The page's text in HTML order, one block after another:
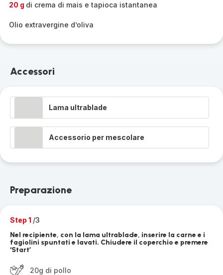
20 g di crema di mais e tapioca istantanea
Olio extravergine d’oliva
Accessori
Lama ultrablade
Accessorio per mescolare
Preparazione
Step 1 /3
Nel recipiente, con la lama ultrablade, inserire la carne e i
fagiolini spuntati e lavati. Chiudere il coperchio e premere
‘Start’
20g di pollo